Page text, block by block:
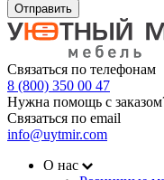
Отправить
Связаться по телефонам
8 (800) 350 00 47
Нужна помощь с
Связаться по email
info@uytmir.com
О нас